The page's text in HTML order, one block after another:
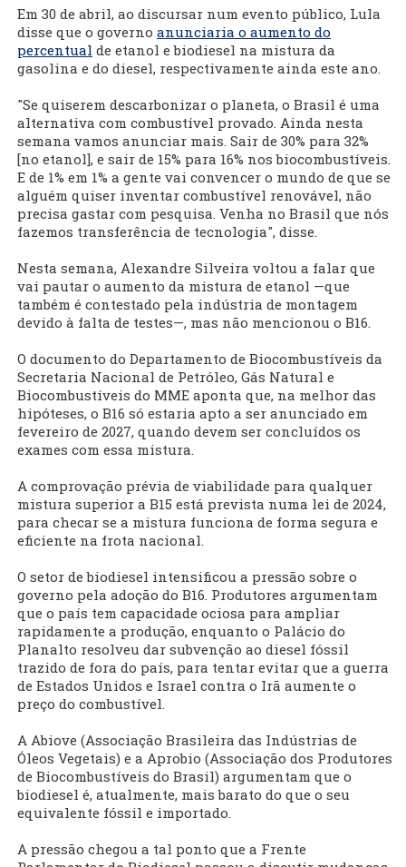
Em 30 de abril, ao discursar num evento público, Lula
disse que o governo anunciaria o aumento do
percentual de etanol e biodiesel na mistura da
gasolina e do diesel, respectivamente ainda este ano.
"Se quiserem descarbonizar o planeta, o Brasil é uma
alternativa com combustível provado. Ainda nesta
semana vamos anunciar mais. Sair de 30% para 32%
[no etanol], e sair de 15% para 16% nos biocombustíveis.
E de 1% em 1% a gente vai convencer o mundo de que se
alguém quiser inventar combustível renovável, não
precisa gastar com pesquisa. Venha no Brasil que nós
fazemos transferência de tecnologia", disse.
Nesta semana, Alexandre Silveira voltou a falar que
vai pautar o aumento da mistura de etanol —que
também é contestado pela indústria de montagem
devido à falta de testes—, mas não mencionou o B16.
O documento do Departamento de Biocombustíveis da
Secretaria Nacional de Petróleo, Gás Natural e
Biocombustíveis do MME aponta que, na melhor das
hipóteses, o B16 só estaria apto a ser anunciado em
fevereiro de 2027, quando devem ser concluídos os
exames com essa mistura.
A comprovação prévia de viabilidade para qualquer
mistura superior a B15 está prevista numa lei de 2024,
para checar se a mistura funciona de forma segura e
eficiente na frota nacional.
O setor de biodiesel intensificou a pressão sobre o
governo pela adoção do B16. Produtores argumentam
que o país tem capacidade ociosa para ampliar
rapidamente a produção, enquanto o Palácio do
Planalto resolveu dar subvenção ao diesel fóssil
trazido de fora do país, para tentar evitar que a guerra
de Estados Unidos e Israel contra o Irã aumente o
preço do combustível.
A Abiove (Associação Brasileira das Indústrias de
Óleos Vegetais) e a Aprobio (Associação dos Produtores
de Biocombustíveis do Brasil) argumentam que o
biodiesel é, atualmente, mais barato do que o seu
equivalente fóssil e importado.
A pressão chegou a tal ponto que a Frente